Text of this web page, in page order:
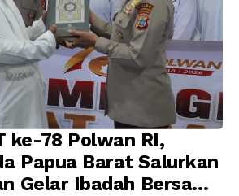
ke-78 Polwan RI,
Papua Barat Salurkan
Gelar Ibadah Bersama